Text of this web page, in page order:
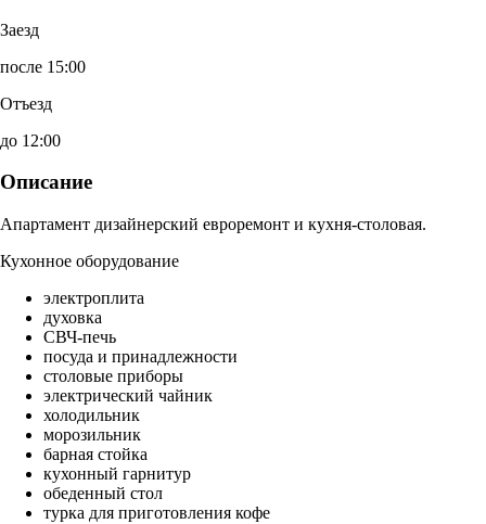
Заезд
после 15:00
Отъезд
до 12:00
Описание
Апартамент дизайнерский евроремонт и кухня-столовая.
Кухонное оборудование
электроплита
духовка
СВЧ-печь
посуда и принадлежности
столовые приборы
электрический чайник
холодильник
морозильник
барная стойка
кухонный гарнитур
обеденный стол
турка для приготовления кофе